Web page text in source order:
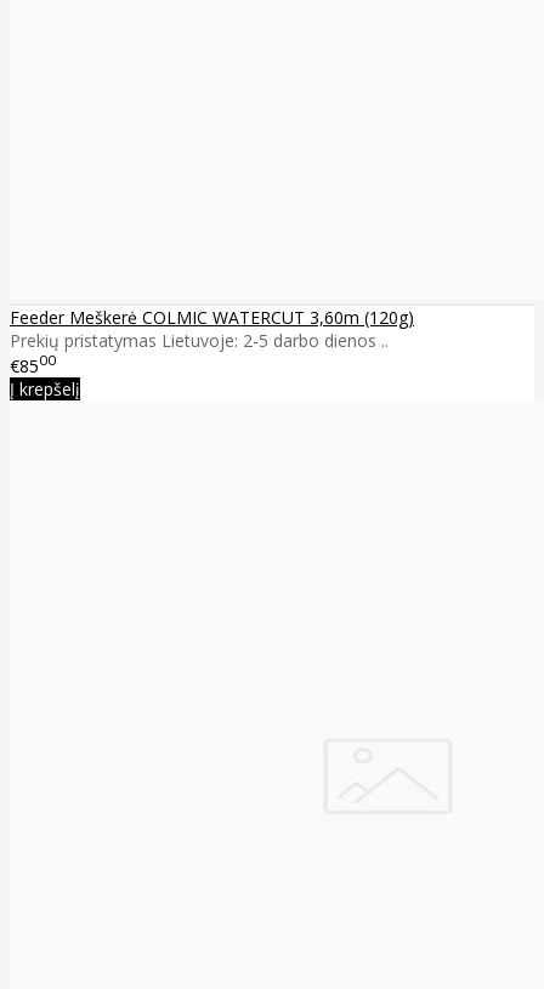
Feeder Meškerė COLMIC WATERCUT 3,60m (120g)
Prekių pristatymas Lietuvoje: 2-5 darbo dienos ..
€8500
Į krepšelį